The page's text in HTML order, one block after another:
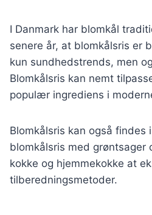
I Danmark har blomkål
senere år, at blomkålsris er
kun sundhedstrends, men
Blomkålsris kan nemt
populær ingrediens i
Blomkålsris kan også
blomkålsris med grøntsager
kokke og hjemmekokke at
tilberedningsmetoder.